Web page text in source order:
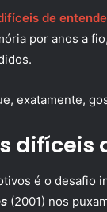
de
por anos a
exatamente,
difíceis
é o desafio
(2001) nos